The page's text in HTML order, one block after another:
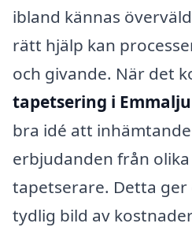
ibland kännas
rätt hjälp kan
och givande. När det
tapetsering i
bra idé att
erbjudanden från
tapetserare. Detta ger
tydlig bild av